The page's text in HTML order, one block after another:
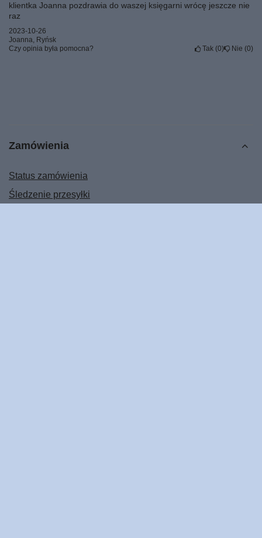
klientka Joanna pozdrawia do waszej księgarni wrócę jeszcze nie
raz
2023-10-26
Joanna, Ryńsk
Czy opinia była pomocna?
Tak 0 Nie 0
Zamówienia
Status zamówienia
Śledzenie przesyłki